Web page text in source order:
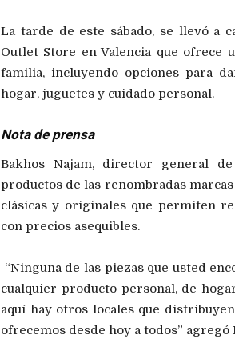
La tarde de este sábado, se llevó a
Outlet Store en Valencia que ofrece
familia, incluyendo opciones para
hogar, juguetes y cuidado personal.
Nota de prensa
Bakhos Najam, director general
productos de las renombradas
clásicas y originales que permiten
con precios asequibles.
“Ninguna de las piezas que usted
cualquier producto personal, de
aquí hay otros locales que
ofrecemos desde hoy a todos” agregó